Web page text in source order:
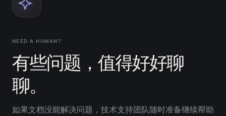
NEED A HUMAN?
有些问题，值得好好聊
聊。
如果文档没能解决问题，技术支持团队随时准备继续帮助